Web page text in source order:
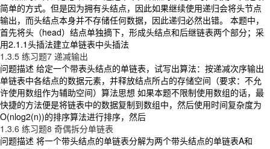
简单的方式。但是因为拥有头结点，因此如果继续使用递归会将头节点
输出，而头结点本身并不存储任何数据，因此递归必然出错。 本题中，
首先将头（head）结点单独摘下，形成头结点和后继链表两个部分；采
用2.1.1头插法建立单链表中头插法
1.3.5 练习题7 递减输出
问题描述 给定一个带表头结点的单链表，试写出算法：按递减次序输出
单链表中各结点的数据元素，并释放结点所占的存储空间（要求：不允
许使用数组作为辅助空间）算法思想 如果本题不限制使用数组的话，最
快捷的方法便是将链表中的数据复制到数组中，然后使用时间复杂度为
O(nlog2(n))的排序算法进行排序，然后
1.3.6 练习题8 奇偶拆分单链表
问题描述 将一个带头结点的单链表分解为两个带头结点的单链表A和